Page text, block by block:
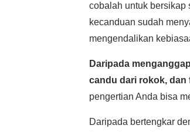
cobalah untuk bersikap
kecanduan sudah
mengendalikan
Daripada
candu dari rokok,
pengertian Anda bisa
Daripada bertengkar